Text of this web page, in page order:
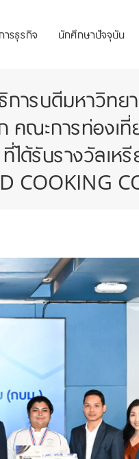
ารธุรกิจ นักศึกษาปัจจุบัน
รบดีมหาวิทย
ณะการท่องเที่
ได้รับรางวัลเ
COOKING